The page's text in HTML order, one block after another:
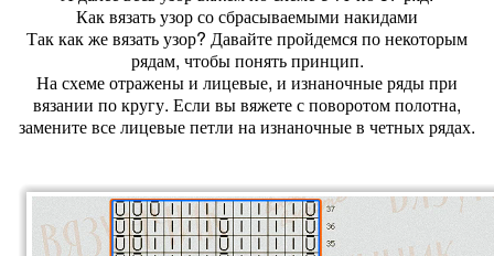
Как вязать узор со сбрасываемыми накидами
Так как же вязать узор? Давайте пройдемся по некоторым
рядам, чтобы понять принцип.
На схеме отражены и лицевые, и изнаночные ряды при
вязании по кругу. Если вы вяжете с поворотом полотна,
замените все лицевые петли на изнаночные в четных рядах.